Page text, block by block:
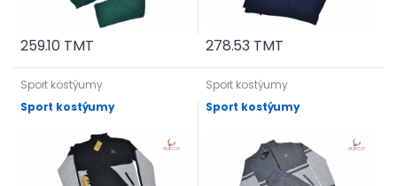
259.10 TMT 278.53 TMT
Sport kostýumy
Sport kostýumy
Sport kostýumy
Sport kostýumy